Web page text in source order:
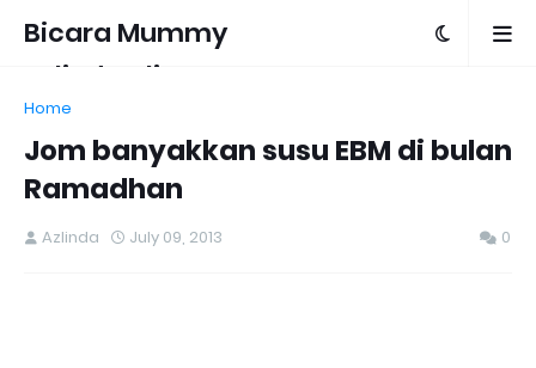
Bicara Mummy
Azlinda Alin
Home
Jom banyakkan susu EBM di bulan
Ramadhan
Azlinda July 09, 2013 0